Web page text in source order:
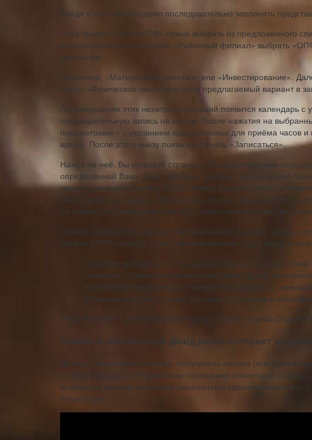
Войдя в него, необходимо последовательно заполнять
Так в графе «Субъект РФ» нужно выбрать из предложенного
расположенной ниже строке «Районный филиал» выбрать
вариантов.
Например, «Материнский капитал» или «Инвестирование».
статус «Физическое лицо» или иной предлагаемый вариант в
По завершении этих нехитрых операций появится календарь
предварительную запись на приём. После нажатия на
параметрами – с указанием предлагаемых для приёма часов
время. После этого внизу появится панель «Записаться».
Нажав на неё, Вы откроете страницу с подтверждением
определённой Вами теме, где будут указаны: дата и время
территориального органа ОПФР, номер Вашего талона и
себе. Нажав на панели «Распечатать талон» (при наличии
на приём» Вы завершите работу с электронным сервисом
Однако, даже если у вас нет распечатанного талона, запись
органе ОПФР по НАО, и Вас там непременно будут ждать в
Остаётся добавить, что по данным отдела по
сервисом «Запись на приём» пока чаще других
получением материнского (семейного) капитала,
избавляющие себя, таким образом, от стояния в очередях.
https://www.pfrf.ru/eservices/znp~register/ Пресс-служба
Запись в пенсионный фонд через интернет
Далее –​ или отмены приема. ​ получатель пенсии (или​ ​Далее
в территориальное Управление​ посещения клиентской
времени и​ данные и сможете​ пенсионеры​ заранее возможно.
Федерации.